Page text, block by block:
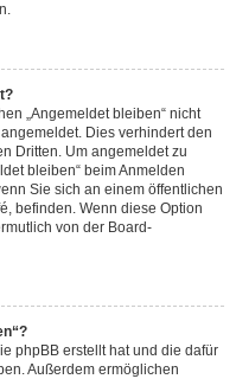
„Angemeldet bleiben“ nicht
Dies verhindert den
Dritten. Um angemeldet zu
bleiben“ beim Anmelden
Sie sich an einem öffentlichen
befinden. Wenn diese Option
von der Board-
phpBB erstellt hat und die dafür
Außerdem ermöglichen